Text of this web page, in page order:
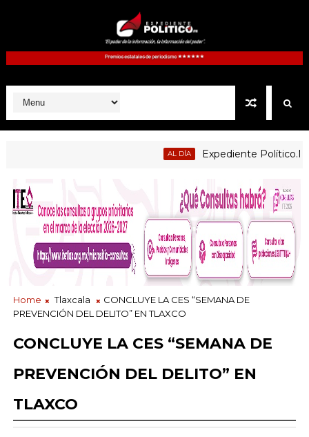
Expediente Político.Mx no
Home Tlaxcala
CONCLUYE LA CES “SEMANA DE
PREVENCIÓN DEL DELITO” EN TLAXCO
CONCLUYE LA CES “SEMANA DE
PREVENCIÓN DEL DELITO” EN
TLAXCO